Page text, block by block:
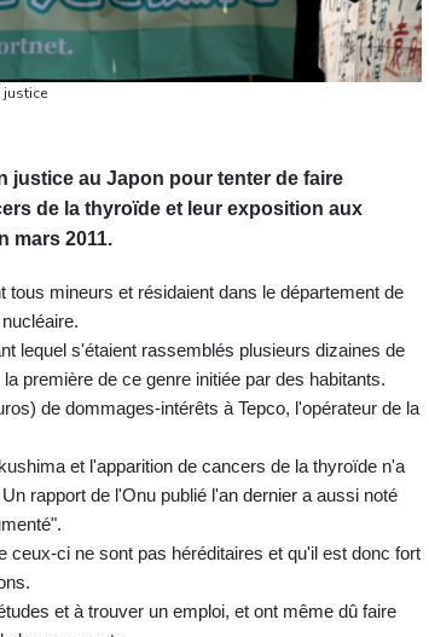
justice
justice au Japon pour tenter de faire
de la thyroïde et leur exposition aux
mars 2011.
tous mineurs et résidaient dans le département de
lequel s'étaient rassemblés plusieurs dizaines de
première de ce genre initiée par des habitants.
de dommages-intérêts à Tepco, l'opérateur de la
et l'apparition de cancers de la thyroïde n'a
rapport de l'Onu publié l'an dernier a aussi noté
ci ne sont pas héréditaires et qu'il est donc fort
et à trouver un emploi, et ont même dû faire